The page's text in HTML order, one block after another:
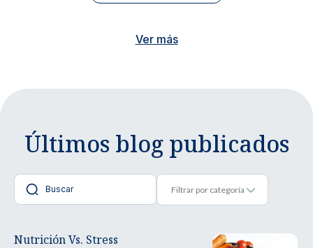
Ver más
Últimos blog publicados
Nutrición Vs. Stress